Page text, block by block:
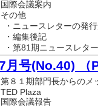
際会議案内
の他
ュースレターの発行
編集後記
81期ニュースレタ
月号(No.40) （
８１期部門長からのメ
Plaza
際会議報告